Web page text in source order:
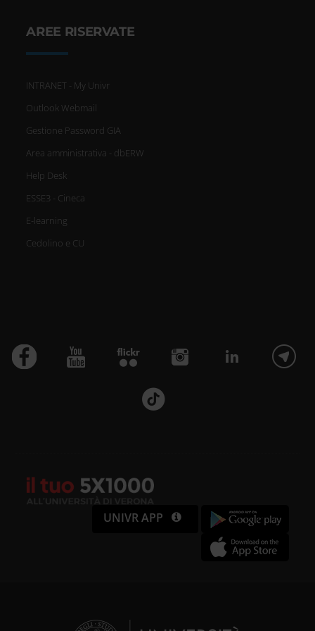
AREE RISERVATE
INTRANET - My Univr
Outlook Webmail
Gestione Password GIA
Area amministrativa - dbERW
Help Desk
ESSE3 - Cineca
E-learning
Cedolino e CU
UNIVR APP